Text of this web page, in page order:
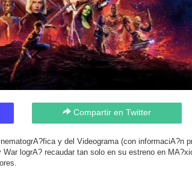
Compartir en Twitter
y del Videograma (con informaciA?n
logrA? recaudar tan solo en su estreno en